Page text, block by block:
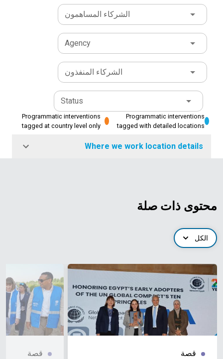
الشركاء المساهمون
Agency
الشركاء المنفذون
Status
Programmatic interventions
tagged with detailed locations
Programmatic interventions
tagged at country level only
Where we work location details
محتوى ذات صلة
الكل
قصة قصة